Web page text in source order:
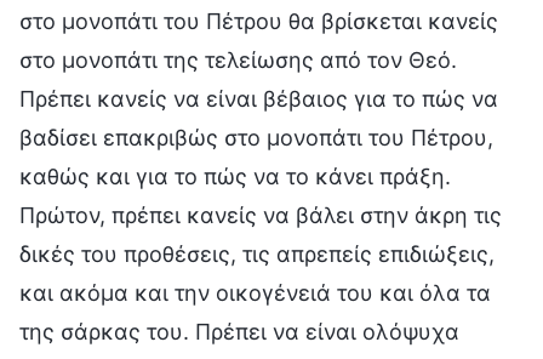
στο μονοπάτι του Πέτρου θα βρίσκεται κανείς
στο μονοπάτι της τελείωσης από τον Θεό.
Πρέπει κανείς να είναι βέβαιος για το πώς να
βαδίσει επακριβώς στο μονοπάτι του Πέτρου,
καθώς και για το πώς να το κάνει πράξη.
Πρώτον, πρέπει κανείς να βάλει στην άκρη τις
δικές του προθέσεις, τις απρεπείς επιδιώξεις,
και ακόμα και την οικογένειά του και όλα τα
της σάρκας του. Πρέπει να είναι ολόψυχα